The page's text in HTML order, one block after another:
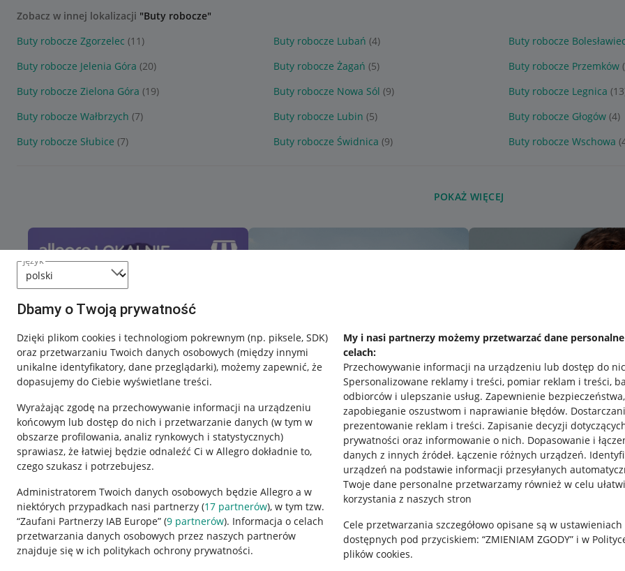
język
Dbamy o Twoją prywatność
Dzięki plikom cookies i technologiom pokrewnym (np. piksele, SDK)
oraz przetwarzaniu Twoich danych osobowych (między innymi
unikalne identyfikatory, dane przeglądarki), możemy zapewnić, że
dopasujemy do Ciebie wyświetlane treści.
Wyrażając zgodę na przechowywanie informacji na urządzeniu
końcowym lub dostęp do nich i przetwarzanie danych (w tym w
obszarze profilowania, analiz rynkowych i statystycznych)
sprawiasz, że łatwiej będzie odnaleźć Ci w Allegro dokładnie to,
czego szukasz i potrzebujesz.
Administratorem Twoich danych osobowych będzie Allegro a w
niektórych przypadkach nasi partnerzy (17 partnerów), w tym tzw.
“Zaufani Partnerzy IAB Europe” (9 partnerów). Informacja o celach
przetwarzania danych osobowych przez naszych partnerów
znajduje się w ich politykach ochrony prywatności.
My i nasi partnerzy możemy przetwarzać dane
celach:
Przechowywanie informacji na urządzeniu lub dostęp do
Spersonalizowane reklamy i treści, pomiar reklam i treści,
odbiorców i ulepszanie usług. Zapewnienie bezpieczeństwa,
zapobieganie oszustwom i naprawianie błędów.
prezentowanie reklam i treści. Zapisanie decyzji
prywatności oraz informowanie o nich. Dopasowanie i
danych z innych źródeł. Łączenie różnych urządzeń.
urządzeń na podstawie informacji przesyłanych
Twoje dane personalne przetwarzamy również w celu
korzystania z naszych stron
Cele przetwarzania szczegółowo opisane są w ustawieniach
dostępnych pod przyciskiem: “ZMIENIAM ZGODY” i w
plików cookies.
Zobacz w innej lokalizacji "Buty robocze"
Buty robocze Zgorzelec (11) Buty robocze Lubań (4) Buty robocze Bolesławiec
Buty robocze Jelenia Góra (20) Buty robocze Żagań (5) Buty robocze Przemków
Buty robocze Zielona Góra (19) Buty robocze Nowa Sól (9) Buty robocze Legnica
Buty robocze Wałbrzych (7) Buty robocze Lubin (5) Buty robocze Głogów (4)
Buty robocze Słubice (7) Buty robocze Świdnica (9) Buty robocze Wschowa
POKAŻ WIĘCEJ
Przydatne informacje
Jak to działa
Napisz do nas
Allegro Gadane dla sprzedających
Regulamin
Polityka plików "cookies"
Ustawienia plików "cookies"
Pobierz aplikację